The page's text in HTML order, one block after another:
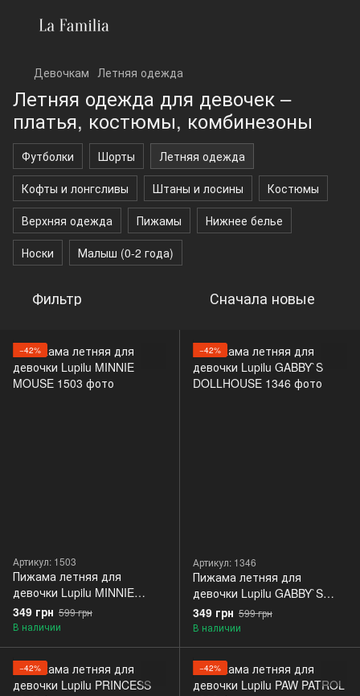
Девочкам Летняя одежда
Летняя одежда для девочек –
платья, костюмы, комбинезоны
Футболки Шорты
Летняя одежда
Кофты и лонгсливы
Штаны и лосины
Костюмы
Верхняя одежда
Пижамы
Нижнее белье
Носки
Малыш (0-2 года)
Фильтр Сначала новые
−42%
Артикул: 1503
Пижама летняя для
девочки Lupilu MINNIE
MOUSE
349 грн 599 грн
В наличии
−42%
Артикул: 1346
Пижама летняя для
девочки Lupilu GABBY`S
DOLLHOUSE
349 грн 599 грн
В наличии
−42% −42%